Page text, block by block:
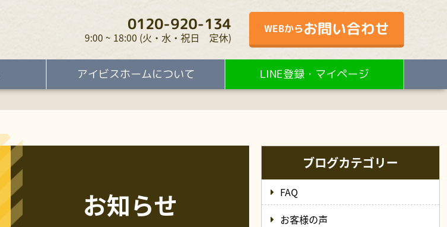
0120-920-134
9:00 ~ 18:00 (火・水・祝日 定休)
WEBからお問い合わせ
アイビスホームについて LINE登録・マイページ
お知らせ
ブログカテゴリー
FAQ
お客様の声